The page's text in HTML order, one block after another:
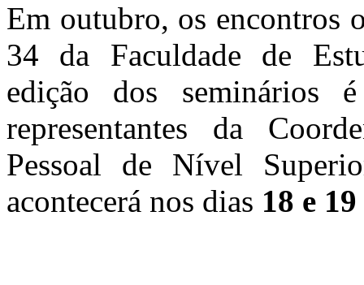
Em outubro, os encontros
34 da Faculdade de
edição dos
representantes da
Pessoal de Nível
acontecerá nos dias 18 e